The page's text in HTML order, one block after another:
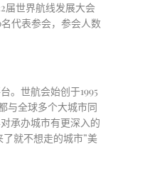
届世界航线发展大会
代表参会，参会人数
。世航会始创于1995
与全球多个大城市同
承办城市有更深入的
就不想走的城市”美